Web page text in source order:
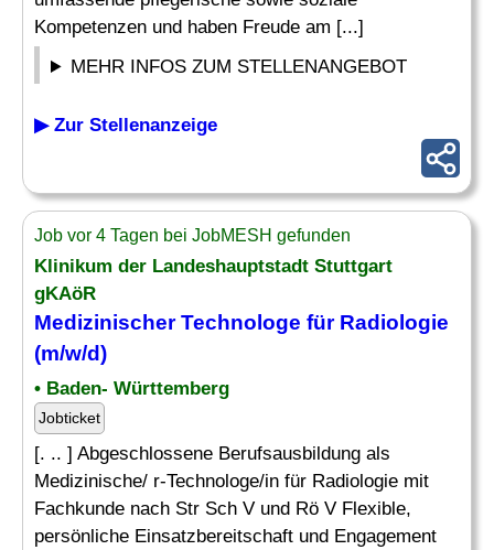
Kompetenzen und haben Freude am [...]
MEHR INFOS ZUM STELLENANGEBOT
▶ Zur Stellenanzeige
Job vor 4 Tagen bei JobMESH gefunden
Klinikum der Landeshauptstadt Stuttgart
gKAöR
Medizinischer Technologe für Radiologie
(m/w/d)
• Baden- Württemberg
Jobticket
[. .. ] Abgeschlossene Berufsausbildung als
Medizinische/ r-Technologe/in für Radiologie mit
Fachkunde nach Str Sch V und Rö V Flexible,
persönliche Einsatzbereitschaft und Engagement